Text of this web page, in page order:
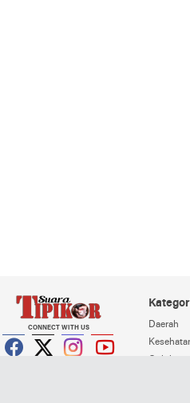
CONNECT WITH US Daerah